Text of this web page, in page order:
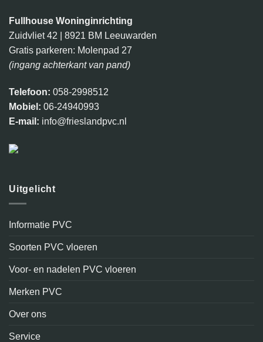
Fullhouse Woninginrichting
Zuidvliet 42 | 8921 BM Leeuwarden
Gratis parkeren: Molenpad 27
(ingang achterkant van pand)
Telefoon: 058-2998512
Mobiel: 06-24940993
E-mail: info@frieslandpvc.nl
Uitgelicht
Informatie PVC
Soorten PVC vloeren
Voor- en nadelen PVC vloeren
Merken PVC
Over ons
Service